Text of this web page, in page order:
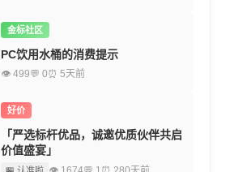
金标社区
PC饮用水桶的消费提示
👁 499💬 0⏰ 5天前
好价
「严选标杆优品，诚邀优质伙伴共启
价值盛宴」